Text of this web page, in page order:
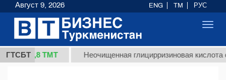
ГТСБТ
(кг.) 37,8 ТМТ Неочищенная глицирризиновая кислота
Август 9, 2026 ENG TM РУС